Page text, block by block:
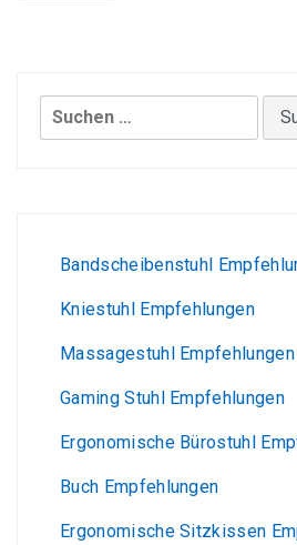
Suchen
nach:
Bandscheibenstuhl
Kniestuhl Empfehlungen
Massagestuhl Empfehlungen
Gaming Stuhl Empfehlungen
Ergonomische Bürostuhl
Buch Empfehlungen
Ergonomische Sitzkissen